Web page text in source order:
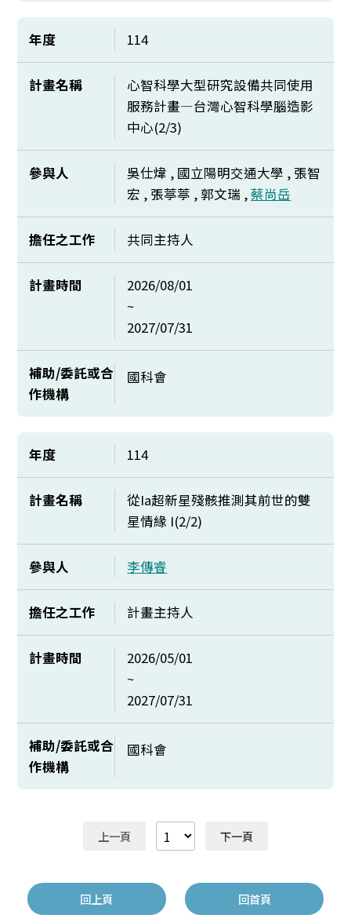
年度 114
計畫名稱
心智科學大型研究設備共同使用
服務計畫—台灣心智科學腦造影
中心(2/3)
參與人
吳仕煒 , 國立陽明交通大學 , 張智
宏 , 張葶葶 , 郭文瑞 ,蔡尚岳
擔任之工作 共同主持人
計畫時間
2026/08/01
~
2027/07/31
補助/委託或合
作機構
國科會
年度 114
計畫名稱
從Ia超新星殘骸推測其前世的雙
星情緣 I(2/2)
參與人 李傳睿
擔任之工作 計畫主持人
計畫時間
2026/05/01
~
2027/07/31
補助/委託或合
作機構
國科會
上一頁 下一頁
回上頁 回首頁